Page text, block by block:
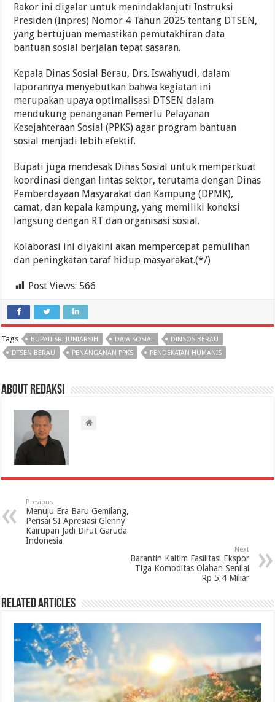
Rakor ini digelar untuk menindaklanjuti Instruksi
Presiden (Inpres) Nomor 4 Tahun 2025 tentang DTSEN,
yang bertujuan memastikan pemutakhiran data
bantuan sosial berjalan tepat sasaran.
Kepala Dinas Sosial Berau, Drs. Iswahyudi, dalam
laporannya menyebutkan bahwa kegiatan ini
merupakan upaya optimalisasi DTSEN dalam
mendukung penanganan Pemerlu Pelayanan
Kesejahteraan Sosial (PPKS) agar program bantuan
sosial menjadi lebih efektif.
Bupati juga mendesak Dinas Sosial untuk memperkuat
koordinasi dengan lintas sektor, terutama dengan Dinas
Pemberdayaan Masyarakat dan Kampung (DPMK),
camat, dan kepala kampung, yang memiliki koneksi
langsung dengan RT dan organisasi sosial.
Kolaborasi ini diyakini akan mempercepat pemulihan
dan peningkatan taraf hidup masyarakat.(*/)
Post Views: 566
Tags BUPATI SRI JUNIARSIH DATA SOSIAL
DINSOS BERAU
DTSEN BERAU
PENANGANAN PPKS PENDEKATAN HUMANIS
About Redaksi
Previous
Menuju Era Baru Gemilang,
Perisai SI Apresiasi Glenny
Kairupan Jadi Dirut Garuda
Indonesia
Next
Barantin Kaltim Fasilitasi Ekspor
Tiga Komoditas Olahan Senilai
Rp 5,4 Miliar
Related Articles